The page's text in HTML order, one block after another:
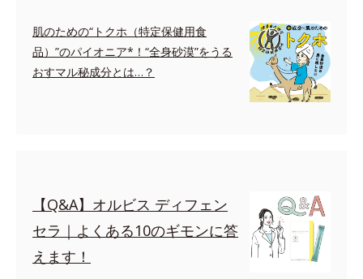
肌のための“トクホ（特定保健用食
品）”のパイオニア*！“全身砂漠”をうる
おすマル秘成分とは…？
【Q&A】オルビス ディフェン
セラ｜よくある10のギモンに答
えます！